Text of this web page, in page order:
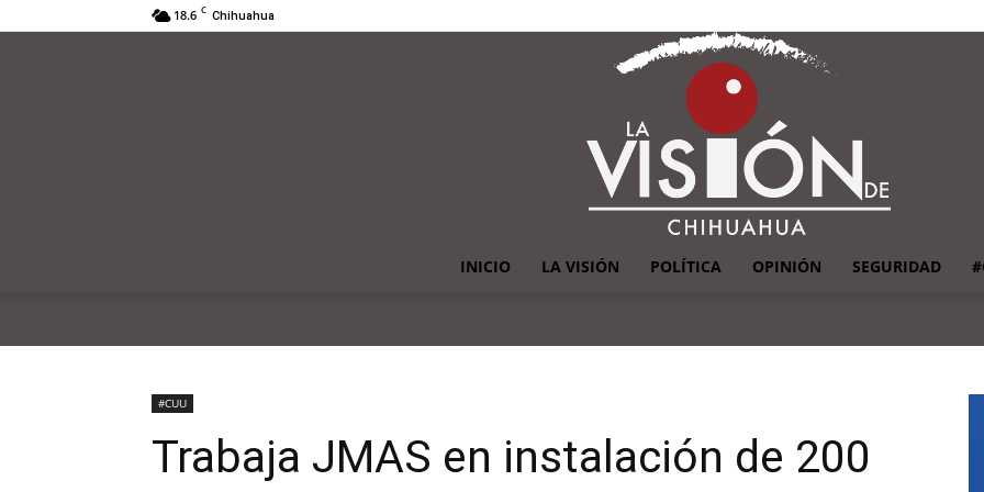
18.6 C Chihuahua
Visión
INICIO LA VISIÓN POLÍTICA OPINIÓN SEGURIDAD
#CUU
Trabaja JMAS en instalación de 200